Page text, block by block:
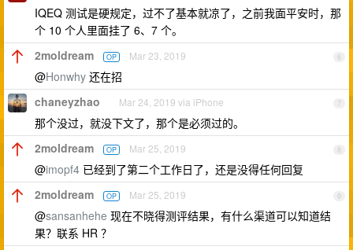
IQEQ 测试是硬规定，过不了基本就凉了，之前我面平安时，那
个 10 个人里面挂了 6、7 个。
6
2moldream OP Mar 23, 2019
@Honwhy 还在招
7
chaneyzhao Mar 24, 2019 via iPhone
那个没过，就没下文了，那个是必须过的。
8
2moldream OP Mar 25, 2019
@imopf4 已经到了第二个工作日了，还是没得任何回复
9
2moldream OP Mar 25, 2019
@sansanhehe 现在不晓得测评结果，有什么渠道可以知道结
果？联系 HR ？